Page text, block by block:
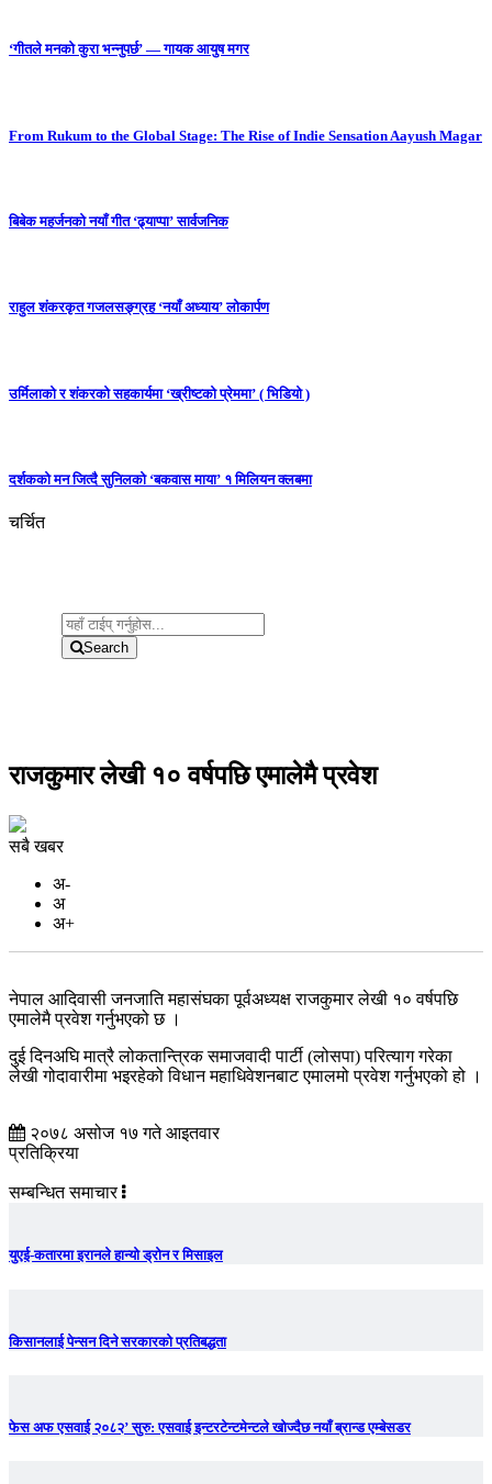
‘गीतले मनको कुरा भन्नुपर्छ’ — गायक आयुष मगर
From Rukum to the Global Stage: The Rise of Indie Sensation Aayush Magar
बिबेक महर्जनको नयाँ गीत ‘ढ्याप्पा’ सार्वजनिक
राहुल शंकरकृत गजलसङ्ग्रह ‘नयाँ अध्याय’ लोकार्पण
उर्मिलाको र शंकरको सहकार्यमा ‘ख्रीष्टको प्रेममा’ ( भिडियो )
दर्शकको मन जित्दै सुनिलको ‘बकवास माया’ १ मिलियन क्लबमा
चर्चित
Search
राजकुमार लेखी १० वर्षपछि एमालेमै प्रवेश
सबै खबर
अ-
अ
अ+
नेपाल आदिवासी जनजाति महासंघका पूर्वअध्यक्ष राजकुमार लेखी १० वर्षपछि
एमालेमै प्रवेश गर्नुभएको छ ।
दुई दिनअघि मात्रै लोकतान्त्रिक समाजवादी पार्टी (लोसपा) परित्याग गरेका
लेखी गोदावारीमा भइरहेको विधान महाधिवेशनबाट एमालमो प्रवेश गर्नुभएको हो ।
२०७८ असोज १७ गते आइतवार
प्रतिक्रिया
सम्बन्धित समाचार
युएई-कतारमा इरानले हान्यो ड्रोन र मिसाइल
किसानलाई पेन्सन दिने सरकारको प्रतिबद्धता
फेस अफ एसवाई २०८२’ सुरु: एसवाई इन्टरटेन्टमेन्टले खोज्दैछ नयाँ ब्रान्ड एम्बेसडर